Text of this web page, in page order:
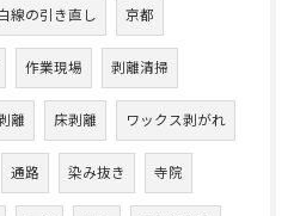
線の引き直し 京都
作業現場 剥離清掃
離 床剥離 ワックス剥がれ
通路 染み抜き 寺院